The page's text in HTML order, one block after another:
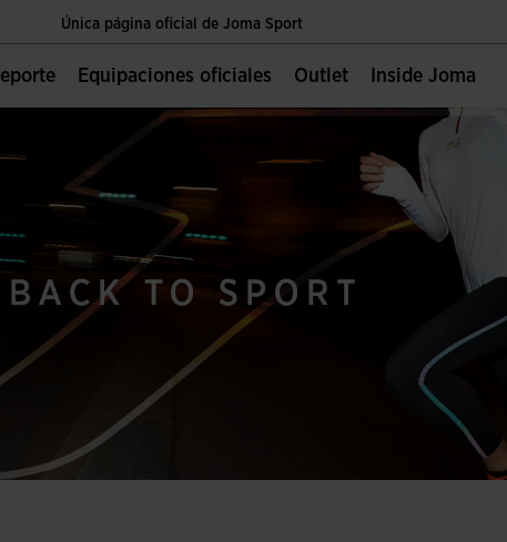
Única página oficial de Joma Sport
Envíos gratis a partir de $2 000.00 MXN
Única página oficial de Joma Sport
Envíos gratis a partir de $2 000.00 MXN
Única página oficial de Joma Sport
Deporte Equipaciones oficiales Outlet Inside Joma